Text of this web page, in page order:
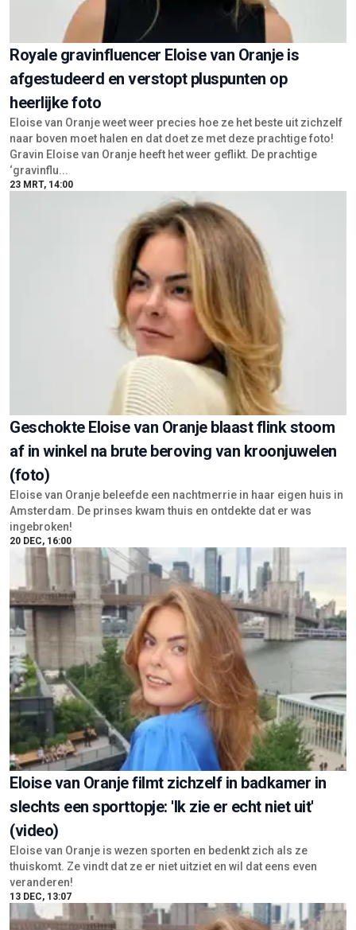
Royale gravinfluencer Eloise van Oranje is
afgestudeerd en verstopt pluspunten op
heerlijke foto
Eloise van Oranje weet weer precies hoe ze het beste uit zichzelf
naar boven moet halen en dat doet ze met deze prachtige foto!
Gravin Eloise van Oranje heeft het weer geflikt. De prachtige
‘gravinflu...
23 MRT, 14:00
Geschokte Eloise van Oranje blaast flink stoom
af in winkel na brute beroving van kroonjuwelen
(foto)
Eloise van Oranje beleefde een nachtmerrie in haar eigen huis in
Amsterdam. De prinses kwam thuis en ontdekte dat er was
ingebroken!
20 DEC, 16:00
Eloise van Oranje filmt zichzelf in badkamer in
slechts een sporttopje: 'Ik zie er echt niet uit'
(video)
Eloise van Oranje is wezen sporten en bedenkt zich als ze
thuiskomt. Ze vindt dat ze er niet uitziet en wil dat eens even
veranderen!
13 DEC, 13:07